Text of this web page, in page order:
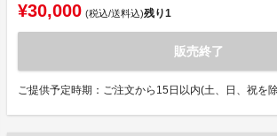
¥30,000 (税込/送料込)残り1
販売終了
ご提供予定時期：ご注文から15日以内(土、日、祝を